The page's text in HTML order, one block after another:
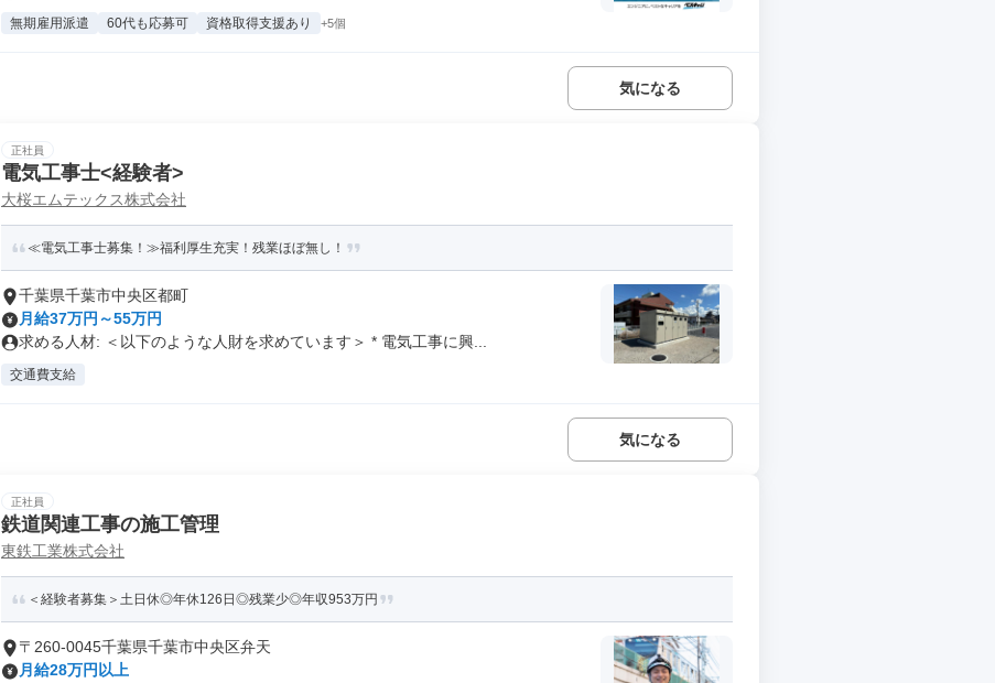
無期雇用派遣 60代も応募可 資格取得支援あり +5個
気になる
正社員
電気工事士<経験者>
大桜エムテックス株式会社
≪電気工事士募集！≫福利厚生充実！残業ほぼ無し！
千葉県千葉市中央区都町
月給37万円～55万円
求める人材: ＜以下のような人財を求めています＞ * 電気工事に興...
交通費支給
気になる
正社員
鉄道関連工事の施工管理
東鉄工業株式会社
＜経験者募集＞土日休◎年休126日◎残業少◎年収953万円
〒260-0045千葉県千葉市中央区弁天
月給28万円以上